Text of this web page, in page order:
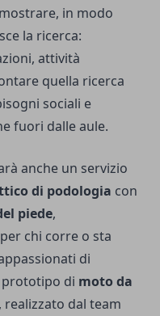
in modo
la ricerca:
attività
quella ricerca
sociali e
fuori dalle aule.
anche un servizio
di podologia con
piede,
chi corre o sta
di
prototipo di moto da
, realizzato dal team